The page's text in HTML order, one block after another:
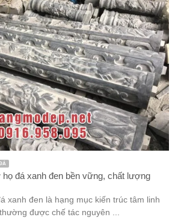
họ đá xanh đen bền vững, chất lượng
xanh đen là hạng mục kiến trúc tâm linh
được chế tác nguyên ...